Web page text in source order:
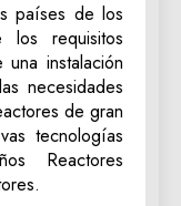
países de los
los requisitos
instalación
necesidades
de gran
tecnologías
Reactores